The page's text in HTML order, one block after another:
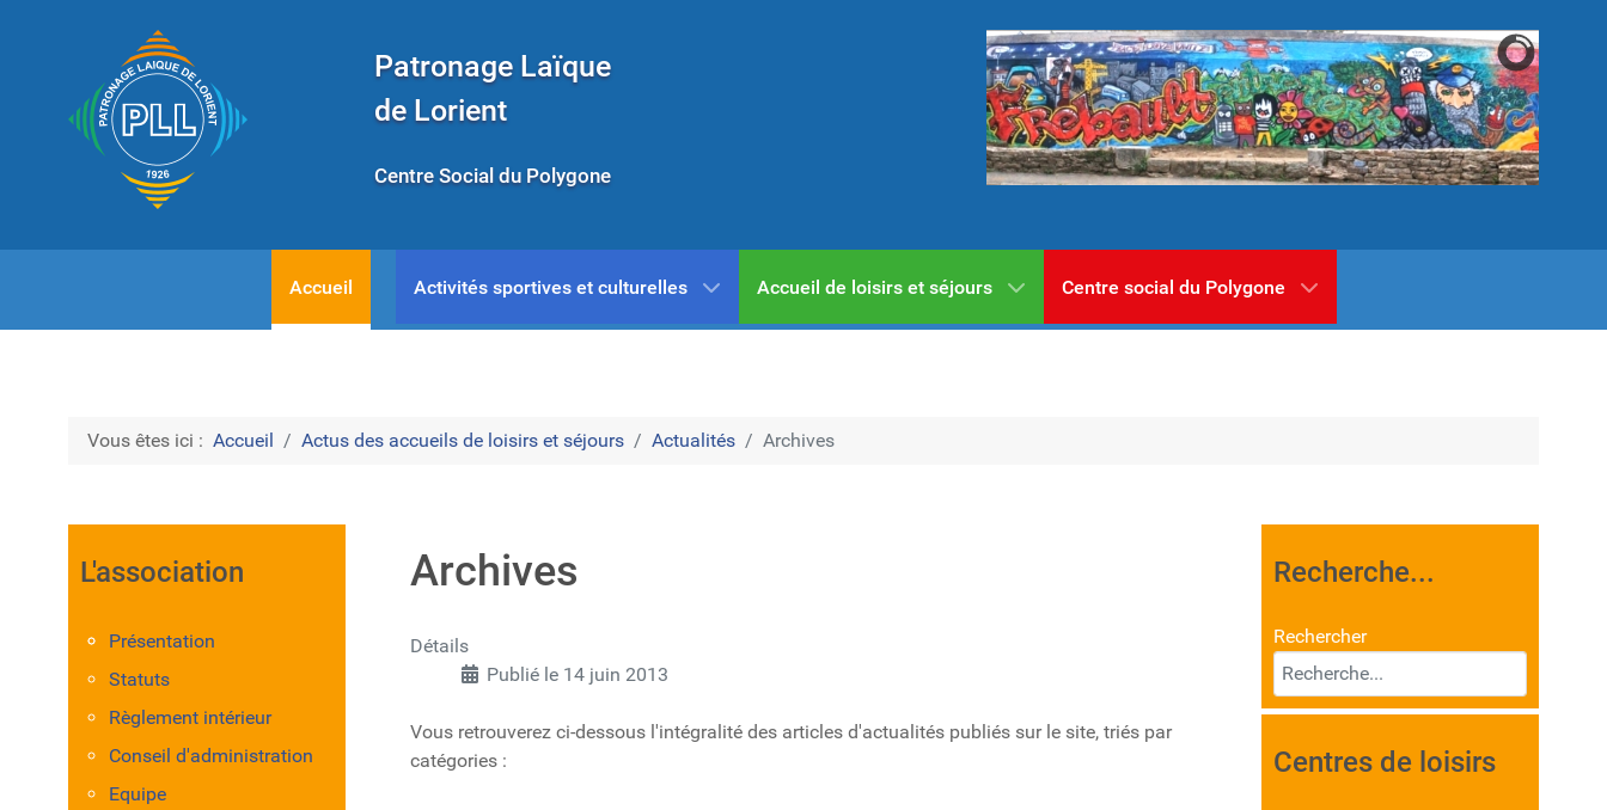
Patronage Laïque
de Lorient
Centre Social du Polygone
Accueil Activités sportives et culturelles Accueil de loisirs et séjours Centre social du Polygone
Vous êtes ici : Accueil Actus des accueils de loisirs et séjours Actualités Archives
L'association
Présentation
Statuts
Règlement intérieur
Conseil d'administration
Equipe
Archives
Détails
Publié le 14 juin 2013
Vous retrouverez ci-dessous l'intégralité des articles d'actualités publiés sur le site, triés par
catégories :
Recherche...
Rechercher
Centres de loisirs